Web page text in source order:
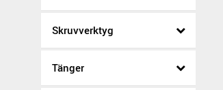
Skruvverktyg
Tänger